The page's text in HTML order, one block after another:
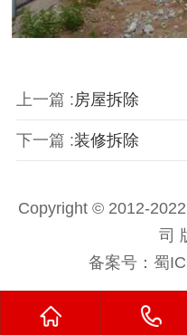
上一篇 :房屋拆除
下一篇 :装修拆除
Copyright © 2012-
司
备案号： 蜀